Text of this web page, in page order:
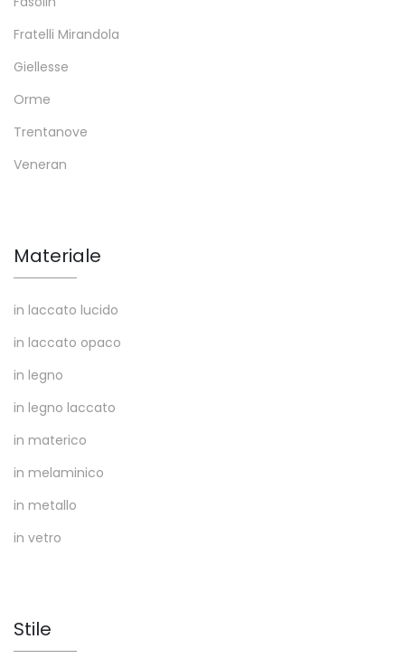
Fratelli Mirandola
Giellesse
Orme
Trentanove
Veneran
Materiale
in laccato lucido
in laccato opaco
in legno
in legno laccato
in materico
in melaminico
in metallo
in vetro
Stile